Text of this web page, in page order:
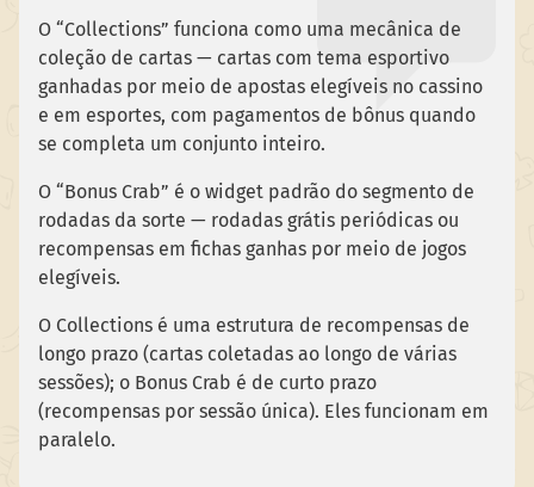
O “Collections” funciona como uma mecânica de
coleção de cartas — cartas com tema esportivo
ganhadas por meio de apostas elegíveis no cassino
e em esportes, com pagamentos de bônus quando
se completa um conjunto inteiro.
O “Bonus Crab” é o widget padrão do segmento de
rodadas da sorte — rodadas grátis periódicas ou
recompensas em fichas ganhas por meio de jogos
elegíveis.
O Collections é uma estrutura de recompensas de
longo prazo (cartas coletadas ao longo de várias
sessões); o Bonus Crab é de curto prazo
(recompensas por sessão única). Eles funcionam em
paralelo.